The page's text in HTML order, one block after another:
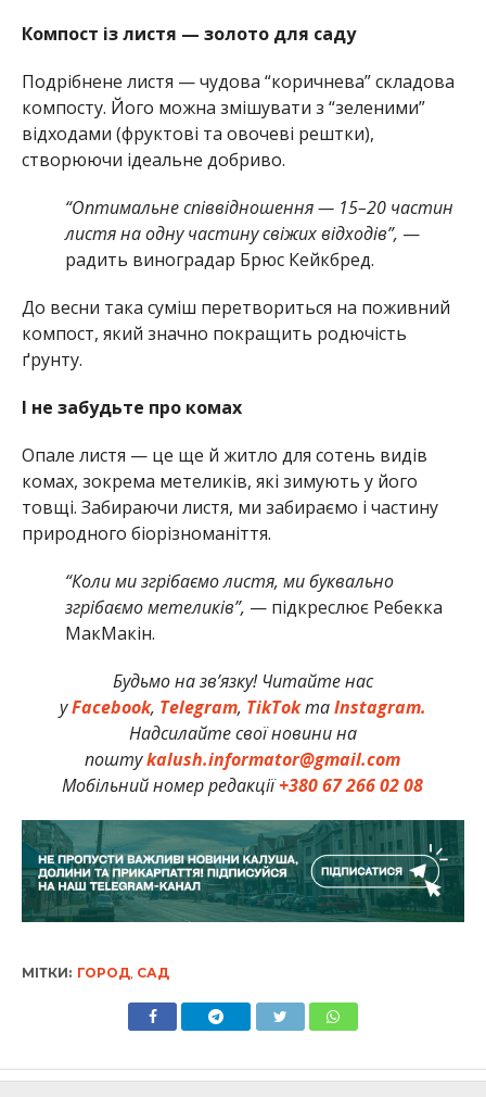
Компост із листя — золото для саду
Подрібнене листя — чудова “коричнева” складова
компосту. Його можна змішувати з “зеленими”
відходами (фруктові та овочеві рештки),
створюючи ідеальне добриво.
“Оптимальне співвідношення — 15–20 частин
листя на одну частину свіжих відходів”, —
радить виноградар Брюс Кейкбред.
До весни така суміш перетвориться на поживний
компост, який значно покращить родючість
ґрунту.
І не забудьте про комах
Опале листя — це ще й житло для сотень видів
комах, зокрема метеликів, які зимують у його
товщі. Забираючи листя, ми забираємо і частину
природного біорізноманіття.
“Коли ми згрібаємо листя, ми буквально
згрібаємо метеликів”, — підкреслює Ребекка
МакМакін.
Будьмо на зв’язку! Читайте нас
уFacebook, Telegram, TikTokтаInstagram.
Надсилайте свої новини на
поштуkalush.informator@gmail.com
Мобільний номер редакції+380 67 266 02 08
МІТКИ: ГОРОД, САД